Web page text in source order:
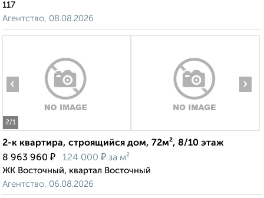
117
Агентство, 08.08.2026
2/1
‹ ›
2-к квартира, строящийся дом, 72м², 8/10 этаж
8 963 960 ₽ 124 000 ₽ за м²
ЖК Восточный, квартал Восточный
Агентство, 06.08.2026